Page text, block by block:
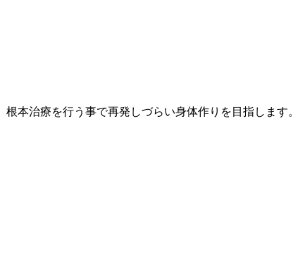
本治療を行う事で再発しづらい身体作りを目指します。